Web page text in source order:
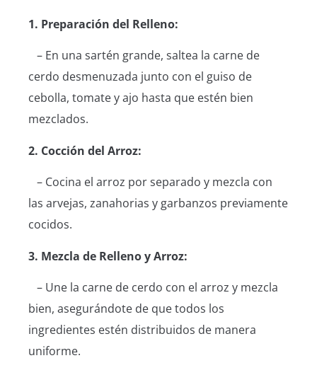
1. Preparación del Relleno:
– En una sartén grande, saltea la carne de
cerdo desmenuzada junto con el guiso de
cebolla, tomate y ajo hasta que estén bien
mezclados.
2. Cocción del Arroz:
– Cocina el arroz por separado y mezcla con
las arvejas, zanahorias y garbanzos previamente
cocidos.
3. Mezcla de Relleno y Arroz:
– Une la carne de cerdo con el arroz y mezcla
bien, asegurándote de que todos los
ingredientes estén distribuidos de manera
uniforme.